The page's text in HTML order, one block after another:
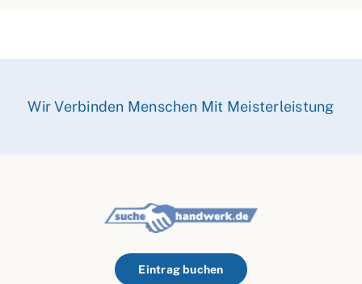
Wir Verbinden Menschen Mit Meisterleistung
Eintrag buchen